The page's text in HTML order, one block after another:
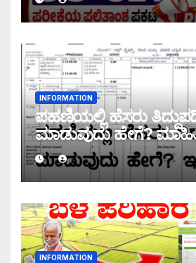
2026
INFORMATION
ಪಹಣಿಯಲ್ಲಿ ಹೆಸರು
ಮಾಡುವುದು ಹೇಗೆ?
INFORMATION